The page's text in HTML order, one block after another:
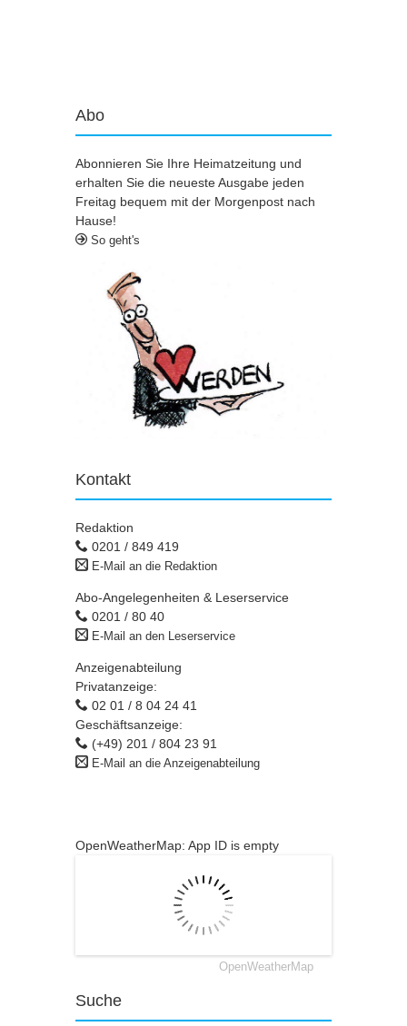
Abo
Abonnieren Sie Ihre Heimatzeitung und
erhalten Sie die neueste Ausgabe jeden
Freitag bequem mit der Morgenpost nach
Hause!
So geht's
Kontakt
Redaktion
0201 / 849 419
E-Mail an die Redaktion
Abo-Angelegenheiten & Leserservice
0201 / 80 40
E-Mail an den Leserservice
Anzeigenabteilung
Privatanzeige:
02 01 / 8 04 24 41
Geschäftsanzeige:
(+49) 201 / 804 23 91
E-Mail an die Anzeigenabteilung
OpenWeatherMap: App ID is empty
OpenWeatherMap
Suche